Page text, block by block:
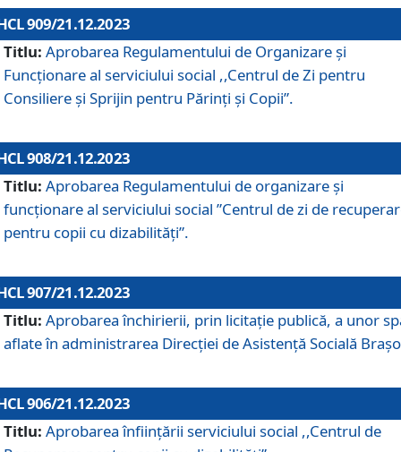
909/21.12.2023
Titlu: Aprobarea Regulamentului de Organizare și
Funcționare al serviciului social ,,Centrul de Zi pentru
Consiliere şi Sprijin pentru Părinţi şi Copii”.
908/21.12.2023
Titlu: Aprobarea Regulamentului de organizare şi
funcţionare al serviciului social ”Centrul de zi de
pentru copii cu dizabilități”.
907/21.12.2023
Titlu: Aprobarea închirierii, prin licitație publică, a unor
aflate în administrarea Direcției de Asistență Socială
906/21.12.2023
Titlu: Aprobarea înființării serviciului social ,,Centrul de